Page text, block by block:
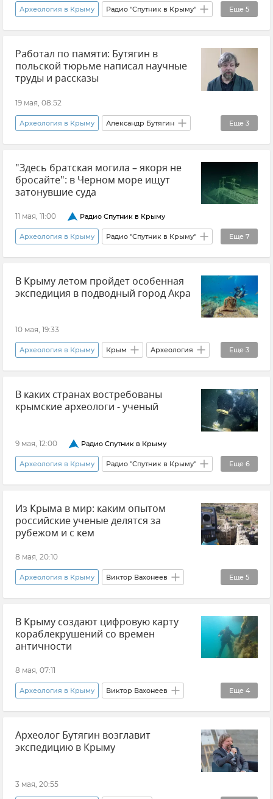
Еще 5
Археология в Крыму Радио "Спутник в Крыму"
Туризм в Крыму Керчь
Ленинский район Отдых в Крыму
Инфраструктура
Работал по памяти: Бутягин в
польской тюрьме написал научные
труды и рассказы
19 мая, 08:52
Еще 3
Археология в Крыму Александр Бутягин
Крым Новости Крыма Новости
"Здесь братская могила – якоря не
бросайте": в Черном море ищут
затонувшие суда
11 мая, 11:00 Радио Спутник в Крыму
Еще 7
Археология в Крыму Радио "Спутник в Крыму"
Виктор Вахонеев
Подводные экспедиции у берегов Крыма
Теплоход "Армения" Новости Крыма
В Крыму летом пройдет особенная
экспедиция в подводный город Акра
10 мая, 19:33
Еще 3
Археология в Крыму Крым Археология
Подводные экспедиции у берегов Крыма
Виктор Вахонеев Новости Крыма
В каких странах востребованы
крымские археологи - ученый
9 мая, 12:00 Радио Спутник в Крыму
Еще 6
Археология в Крыму Радио "Спутник в Крыму"
Виктор Вахонеев
Подводные экспедиции у берегов Крыма
Цифровизация
Наука в Крыму: открытия и изобретения
Из Крыма в мир: каким опытом
российские ученые делятся за
рубежом и с кем
8 мая, 20:10
Еще 5
Археология в Крыму Виктор Вахонеев
Археология В мире Новости Крыма
Крым РАН
В Крыму создают цифровую карту
кораблекрушений со времен
античности
8 мая, 07:11
Еще 4
Археология в Крыму Виктор Вахонеев
Крым Новости Крыма История
РАН
Археолог Бутягин возглавит
экспедицию в Крыму
3 мая, 20:55